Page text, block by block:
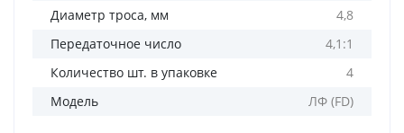
Диаметр троса, мм
4,8
Передаточное число
4,1:1
Количество шт. в упаковке
4
Модель
ЛФ (FD)